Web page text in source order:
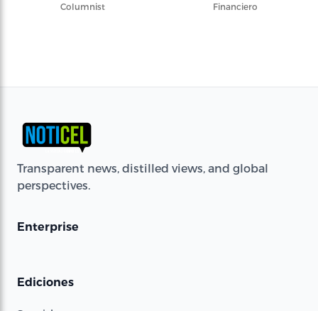
Columnist
Financiero
Transparent news, distilled views, and global
perspectives.
Enterprise
Ediciones